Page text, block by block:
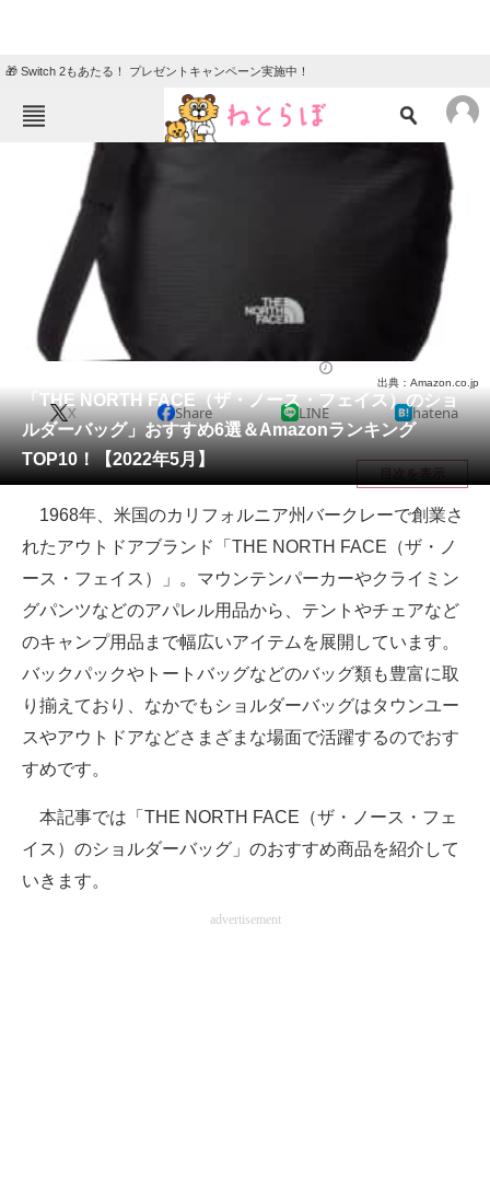
🎁 Switch 2もあたる！ プレゼントキャンペーン実施中！
ねとらぼメニュー
住まい 教育・育児
動物
会員記事
メディア
注目記事を集めた総合ページ
ITの今と未来を見通す
スマホと通信の最新トレンド
進化するPCとデバイスの未来
好きが集まる 比べて選べる
AI活用のいまが分かる
企業ITのトレンドを詳説
「THE NORTH FACE（ザ・ノース・フェイス）のショ
ルダーバッグ」おすすめ6選＆Amazonランキング
TOP10！【2022年5月】
出典：Amazon.co.jp
X Share LINE hatena
目次を表示
1968年、米国のカリフォルニア州バークレーで創業さ
れたアウトドアブランド「THE NORTH FACE（ザ・ノ
ース・フェイス）」。マウンテンパーカーやクライミン
グパンツなどのアパレル用品から、テントやチェアなど
のキャンプ用品まで幅広いアイテムを展開しています。
バックパックやトートバッグなどのバッグ類も豊富に取
り揃えており、なかでもショルダーバッグはタウンユー
スやアウトドアなどさまざまな場面で活躍するのでおす
すめです。
本記事では「THE NORTH FACE（ザ・ノース・フェ
イス）のショルダーバッグ」のおすすめ商品を紹介して
いきます。
advertisement